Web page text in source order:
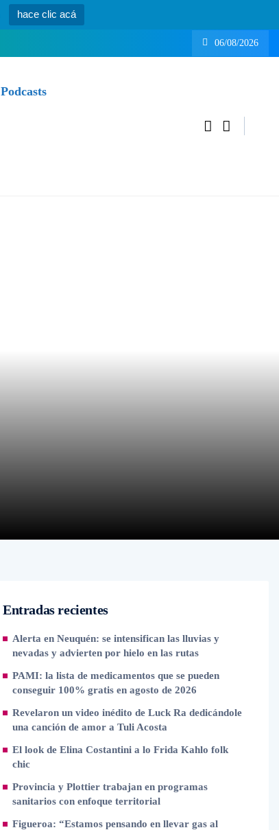
hace clic acá
06/08/2026
Podcasts
Entradas recientes
Alerta en Neuquén: se intensifican las lluvias y
nevadas y advierten por hielo en las rutas
PAMI: la lista de medicamentos que se pueden
conseguir 100% gratis en agosto de 2026
Revelaron un video inédito de Luck Ra dedicándole
una canción de amor a Tuli Acosta
El look de Elina Costantini a lo Frida Kahlo folk
chic
Provincia y Plottier trabajan en programas
sanitarios con enfoque territorial
Figueroa: “Estamos pensando en llevar gas al